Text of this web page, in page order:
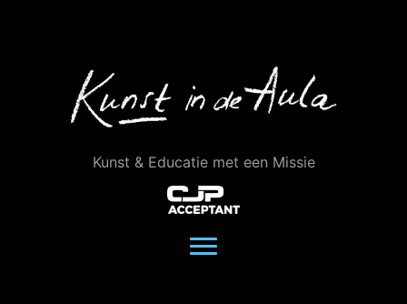
Kunst & Educatie met een Missie